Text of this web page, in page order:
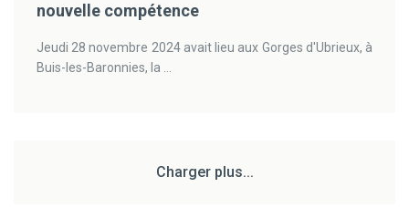
nouvelle compétence
Jeudi 28 novembre 2024 avait lieu aux Gorges d'Ubrieux, à
Buis-les-Baronnies, la ...
Charger plus...